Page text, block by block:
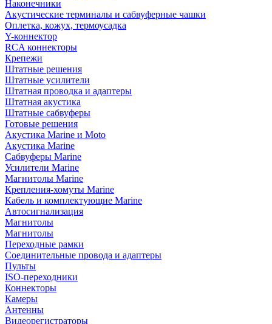
Наконечники
Акустические терминалы и сабвуферные чашки
Оплетка, кожух, термоусадка
Y-коннектор
RCA коннекторы
Крепежи
Штатные решения
Штатные усилители
Штатная проводка и адаптеры
Штатная акустика
Штатные сабвуферы
Готовые решения
Акустика Marine и Moto
Акустика Marine
Сабвуферы Marine
Усилители Marine
Магнитолы Marine
Крепления-хомуты Marine
Кабель и комплектующие Marine
Автосигнализация
Магнитолы
Магнитолы
Переходные рамки
Соединительные провода и адаптеры
Пульты
ISO-переходники
Коннекторы
Камеры
Антенны
Видеорегистраторы